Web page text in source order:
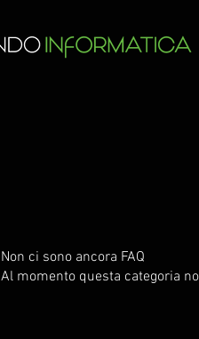
Non ci sono ancora FAQ
Al momento questa categoria